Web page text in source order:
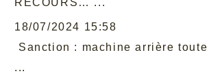
18/07/2024 15:58
Sanction : machine arrière toute
...